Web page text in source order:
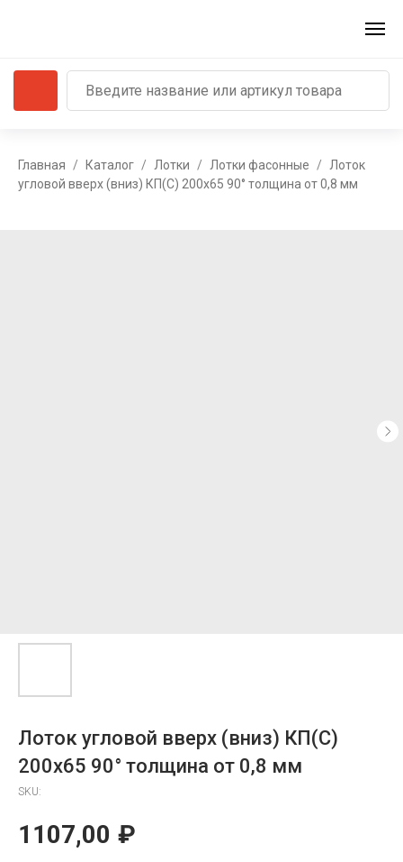
Главная Каталог Лотки Лотки фасонные
Лоток
угловой вверх (вниз) КП(С) 200x65 90° толщина от 0,8 мм
Лоток угловой вверх (вниз) КП(С)
200x65 90° толщина от 0,8 мм
SKU:
1107,00 ₽